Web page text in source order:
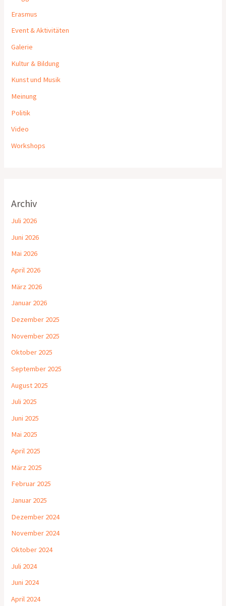
Erasmus
Event & Aktivitäten
Galerie
Kultur & Bildung
Kunst und Musik
Meinung
Politik
Video
Workshops
Archiv
Juli 2026
Juni 2026
Mai 2026
April 2026
März 2026
Januar 2026
Dezember 2025
November 2025
Oktober 2025
September 2025
August 2025
Juli 2025
Juni 2025
Mai 2025
April 2025
März 2025
Februar 2025
Januar 2025
Dezember 2024
November 2024
Oktober 2024
Juli 2024
Juni 2024
April 2024